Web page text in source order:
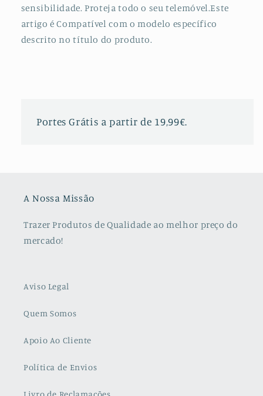
sensibilidade. Proteja todo o seu telemóvel.Este
artigo é Compatível com o modelo específico
descrito no título do produto.
Portes Grátis a partir de 19,99€.
A Nossa Missão
Trazer Produtos de Qualidade ao melhor preço do
mercado!
Aviso Legal
Quem Somos
Apoio Ao Cliente
Política de Envios